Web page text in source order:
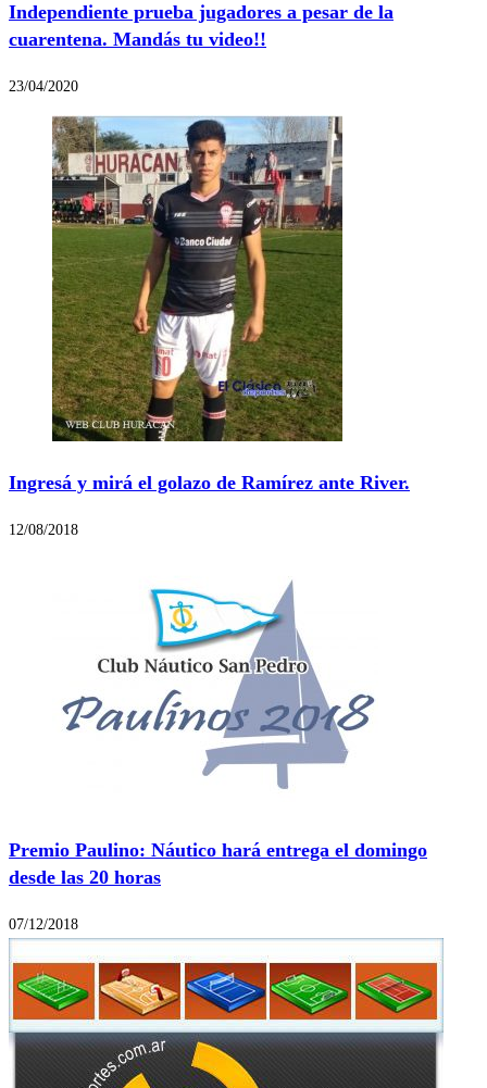
Independiente prueba jugadores a pesar de la
cuarentena. Mandás tu video!!
23/04/2020
Ingresá y mirá el golazo de Ramírez ante River.
12/08/2018
Premio Paulino: Náutico hará entrega el domingo
desde las 20 horas
07/12/2018